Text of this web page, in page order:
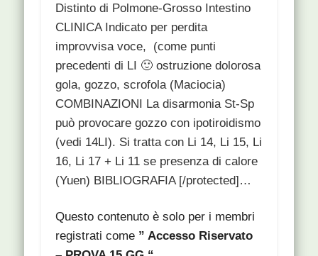
Distinto di Polmone-Grosso Intestino
CLINICA Indicato per perdita
improvvisa voce, (come punti
precedenti di LI 🙂 ostruzione dolorosa
gola, gozzo, scrofola (Maciocia)
COMBINAZIONI La disarmonia St-Sp
può provocare gozzo con ipotiroidismo
(vedi 14LI). Si tratta con Li 14, Li 15, Li
16, Li 17 + Li 11 se presenza di calore
(Yuen) BIBLIOGRAFIA [/protected]…
Questo contenuto è solo per i membri
registrati come ” Accesso Riservato